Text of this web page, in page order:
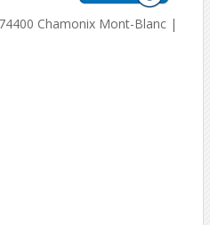
Chamonix Mont-Blanc |